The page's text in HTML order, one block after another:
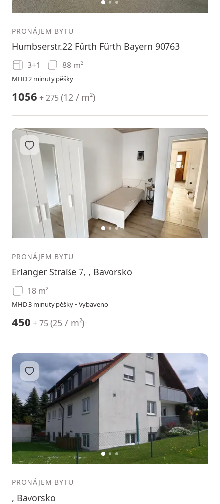
12 3
PRONÁJEM BYTU
Humbserstr.22 Fürth Fürth Bayern 90763
3+1 88 m²
MHD 2 minuty pěšky
1056 + 275(12 / m²)
12 3
Přidat do oblíbených
PRONÁJEM BYTU
Erlanger Straße 7, , Bavorsko
18 m²
MHD 3 minuty pěšky • Vybaveno
450 + 75(25 / m²)
12 3
Přidat do oblíbených
PRONÁJEM BYTU
, Bavorsko